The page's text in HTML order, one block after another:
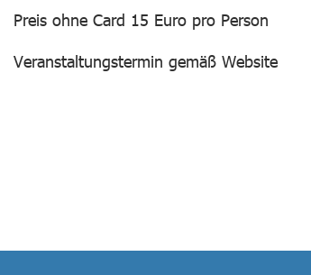
Preis ohne Card 15 Euro pro Person
Veranstaltungstermin gemäß Website